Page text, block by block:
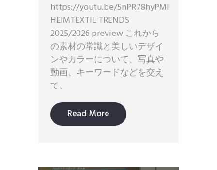
https://youtu.be/5nPR78hyPMI
HEIMTEXTIL TRENDS
2025/2026 preview これから
の素材の常識と美しいデザイ
ンやカラーについて、写真や
動画、キーワードなどを交え
て、
Read More